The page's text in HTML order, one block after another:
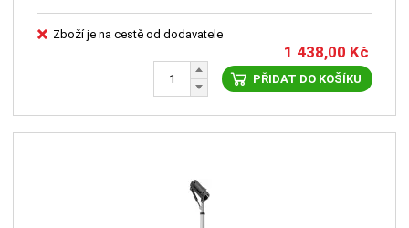
Zboží je na cestě od dodavatele
1 438,00 Kč
PŘIDAT DO KOŠÍKU